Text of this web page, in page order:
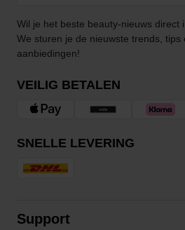
Wil je het beste beauty-nieuws direct
We sturen je de nieuwste trends, tips
aanbiedingen!
VEILIG BETALEN
SNELLE LEVERING
Support